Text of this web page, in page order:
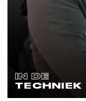
IN DE
TECHNIEK